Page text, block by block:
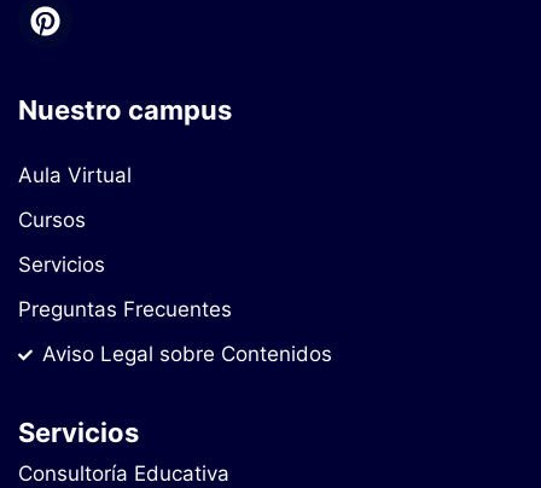
Nuestro campus
Aula Virtual
Cursos
Servicios
Preguntas Frecuentes
Aviso Legal sobre Contenidos
Servicios
Consultoría Educativa